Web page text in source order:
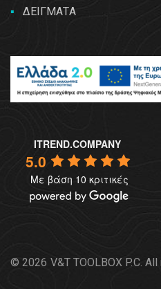
ΔΕΙΓΜΑΤΑ
ITREND.COMPANY
5.0
Με βάση 10 κριτικές
© 2026 V&T TOOLBOX P.C.